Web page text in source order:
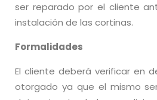
ser reparado por el cliente
instalación de las cortinas.
Formalidades
El cliente deberá verificar en
otorgado ya que el mismo